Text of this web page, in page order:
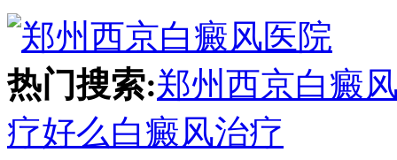
热门搜索:郑州西京白癜
疗好么白癜风治疗